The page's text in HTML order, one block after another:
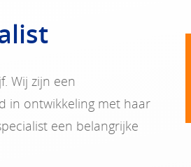
Wij zijn een
in ontwikkeling met haar
een belangrijke